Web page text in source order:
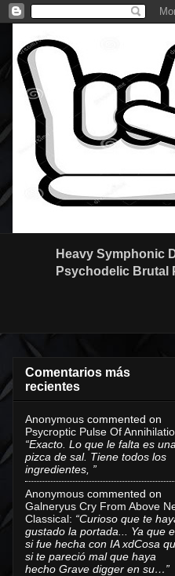
Heavy Symphonic
Psychodelic Brutal
Comentarios más
recientes
Anonymous commented on
Psycroptic Pulse Of
“Exacto. Lo que le falta es una
pizca de sal. Tiene todos los
ingredientes, ”
Anonymous commented on
Galneryus Cry From Above
Classical: “Curioso que te
gustado la portada... Ya que
si fue hecha con IA xdCosa
si te pareció mal que haya
hecho Grave digger en su…”